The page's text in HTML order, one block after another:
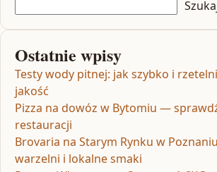
Ostatnie wpisy
Testy wody pitnej: jak szybko i
jakość
Pizza na dowóz w Bytomiu —
restauracji
Brovaria na Starym Rynku w
warzelni i lokalne smaki